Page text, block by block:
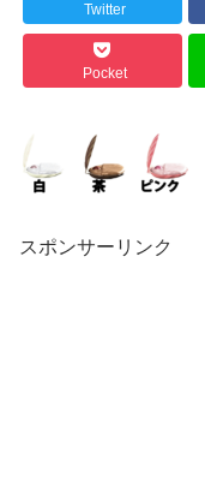
Twitter
Pocket
スポンサーリンク